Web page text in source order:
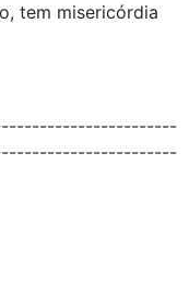
tem misericórdia